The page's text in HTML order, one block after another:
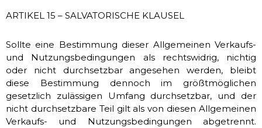
ARTIKEL 15 – SALVATORISCHE KLAUSEL
Sollte eine Bestimmung dieser Allgemeinen Verkaufs-
und Nutzungsbedingungen als rechtswidrig, nichtig
oder nicht durchsetzbar angesehen werden, bleibt
diese Bestimmung dennoch im größtmöglichen
gesetzlich zulässigen Umfang durchsetzbar, und der
nicht durchsetzbare Teil gilt als von diesen Allgemeinen
Verkaufs- und Nutzungsbedingungen abgetrennt.